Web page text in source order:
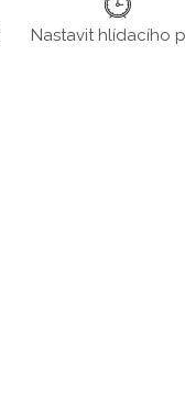
Nastavit hlídacího